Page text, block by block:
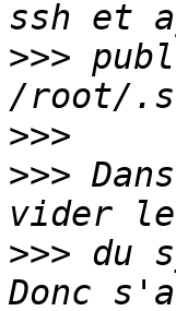
>>>
>>>
>>>
>>> du